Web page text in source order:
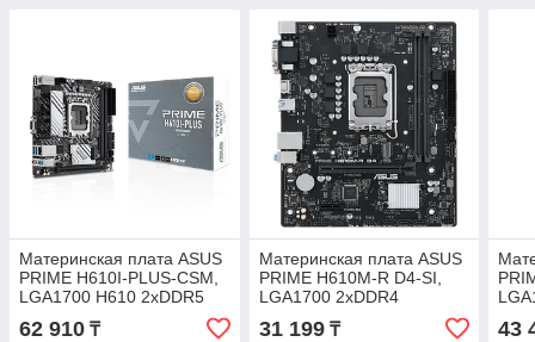
Материнская плата ASUS
PRIME H610I-PLUS-CSM,
LGA1700 H610 2xDDR5
4xSATA3 1xM2 D-Sub
HDMI DP mITX
62 910 ₸
Материнская плата ASUS
PRIME H610M-R D4-SI,
LGA1700 2xDDR4
4xSATA3 M.2 1xD-Sub
1xDVI 1xHDMI mATX
31 199₸ 43